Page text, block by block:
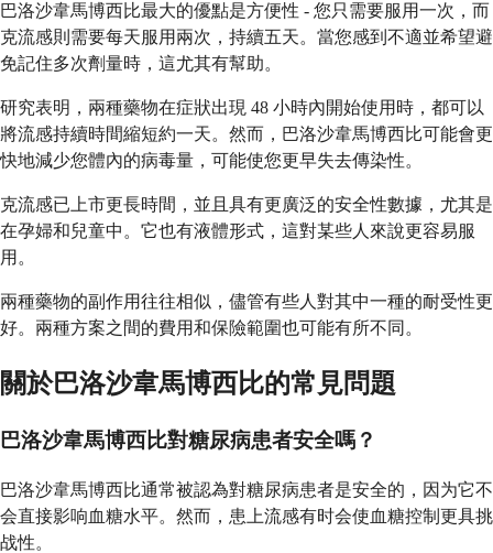
巴洛沙韋馬博西比最大的優點是方便性 - 您只需要服用一次，而
克流感則需要每天服用兩次，持續五天。當您感到不適並希望避
免記住多次劑量時，這尤其有幫助。
研究表明，兩種藥物在症狀出現 48 小時內開始使用時，都可以
將流感持續時間縮短約一天。然而，巴洛沙韋馬博西比可能會更
快地減少您體內的病毒量，可能使您更早失去傳染性。
克流感已上市更長時間，並且具有更廣泛的安全性數據，尤其是
在孕婦和兒童中。它也有液體形式，這對某些人來說更容易服
用。
兩種藥物的副作用往往相似，儘管有些人對其中一種的耐受性更
好。兩種方案之間的費用和保險範圍也可能有所不同。
關於巴洛沙韋馬博西比的常見問題
巴洛沙韋馬博西比對糖尿病患者安全嗎？
巴洛沙韋馬博西比通常被認為對糖尿病患者是安全的，因为它不
会直接影响血糖水平。然而，患上流感有时会使血糖控制更具挑
战性。